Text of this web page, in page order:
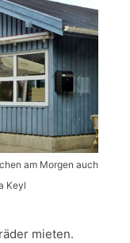
am Morgen auch
Keyl
mieten.